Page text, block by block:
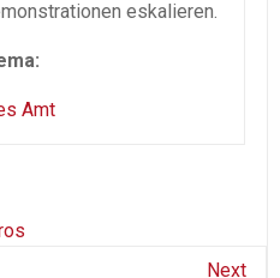
eskalieren.
Amt
Next